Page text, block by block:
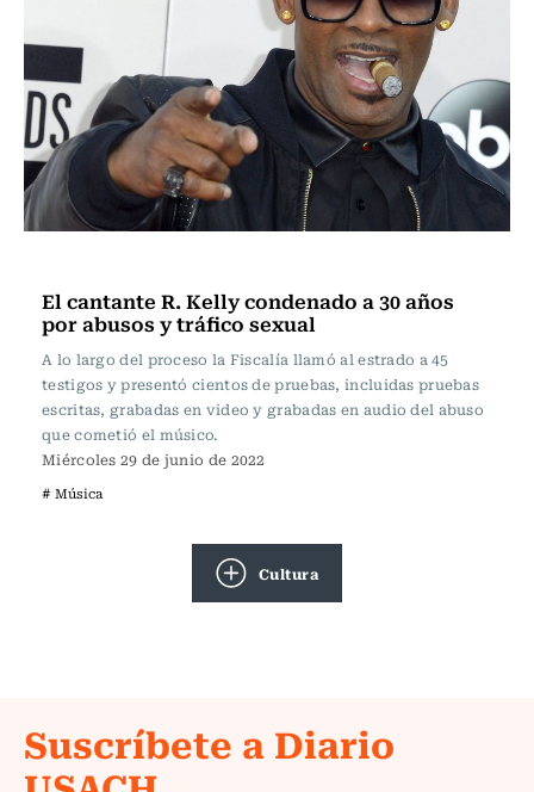
El cantante R. Kelly condenado a 30 años
por abusos y tráfico sexual
A lo largo del proceso la Fiscalía llamó al estrado a 45
testigos y presentó cientos de pruebas, incluidas pruebas
escritas, grabadas en video y grabadas en audio del abuso
que cometió el músico.
Miércoles 29 de junio de 2022
# Música
Cultura